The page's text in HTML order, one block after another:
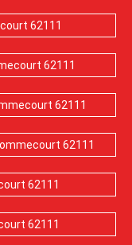
62111
62111
62111
62111
62111
62111